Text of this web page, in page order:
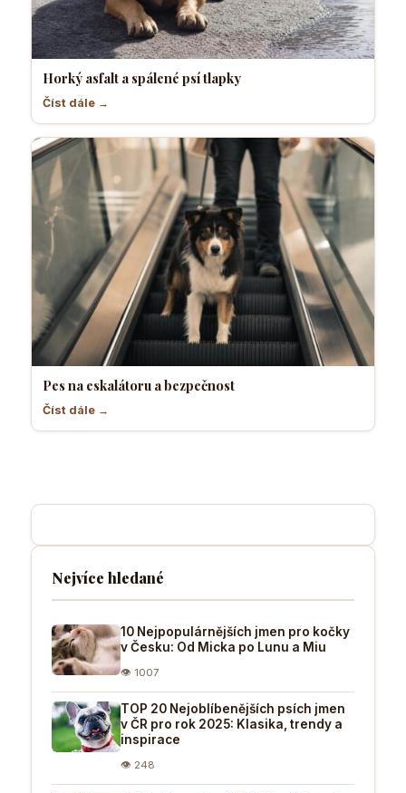
Horký asfalt a spálené psí tlapky
Číst dále →
Pes na eskalátoru a bezpečnost
Číst dále →
Nejvíce hledané
10 Nejpopulárnějších jmen pro kočky
v Česku: Od Micka po Lunu a Miu
👁 1007
TOP 20 Nejoblíbenějších psích jmen
v ČR pro rok 2025: Klasika, trendy a
inspirace
👁 248